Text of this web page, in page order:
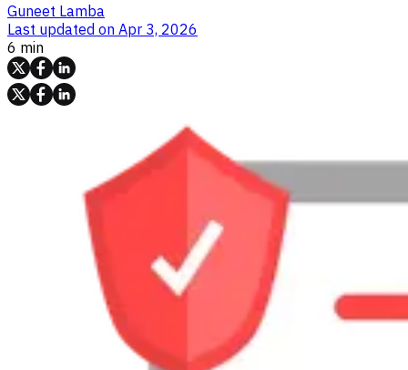
Guneet Lamba
Last updated on Apr 3, 2026
6 min